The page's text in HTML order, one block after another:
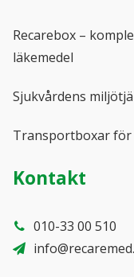
Recarebox –
läkemedel
Sjukvårdens
Transportboxar för
Kontakt
010-33 00 510